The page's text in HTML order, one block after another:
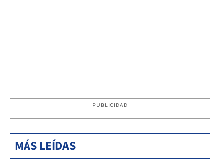
PUBLICIDAD
MÁS LEÍDAS